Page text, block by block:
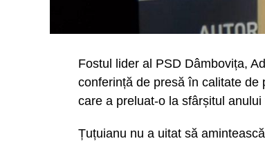
Fostul lider al PSD Dâmbovița,
conferință de presă în calitate de
care a preluat-o la sfârșitul anului
Țuțuianu nu a uitat să